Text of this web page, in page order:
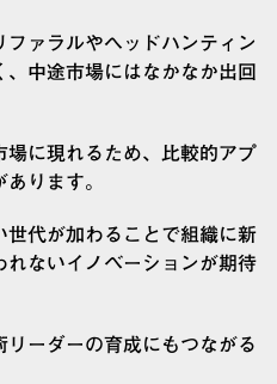
ァラルやヘッドハンティン
中途市場にはなかなか出回
場に現れるため、比較的アプ
ります。
代が加わることで組織に新
れないイノベーションが期待
ーダーの育成にもつながる